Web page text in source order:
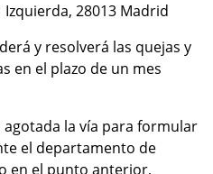
Izquierda, 28013 Madrid
y resolverá las quejas y
en el plazo de un mes
agotada la vía para formular
el departamento de
en el punto anterior,